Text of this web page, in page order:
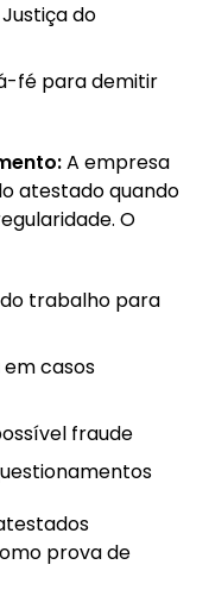
do
fé para demitir
A empresa
atestado quando
O
trabalho para
casos
fraude
prova de